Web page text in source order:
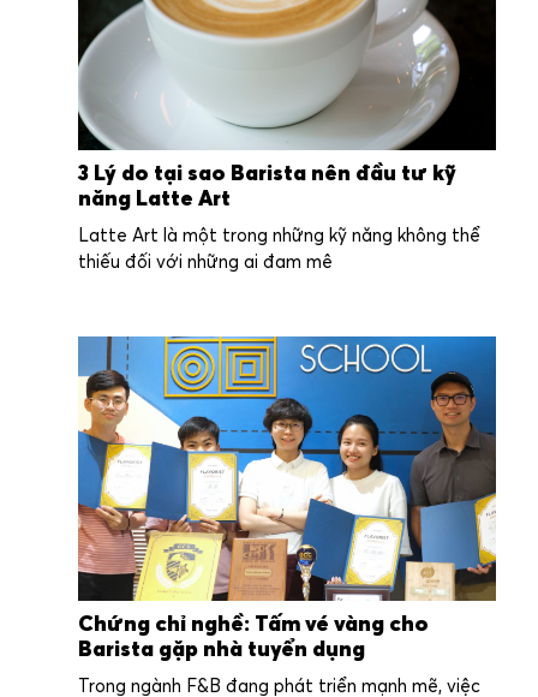
3 Lý do tại sao Barista nên đầu tư kỹ
năng Latte Art
Latte Art là một trong những kỹ năng không thể
thiếu đối với những ai đam mê
Chứng chỉ nghề: Tấm vé vàng cho
Barista gặp nhà tuyển dụng
Trong ngành F&B đang phát triển mạnh mẽ, việc